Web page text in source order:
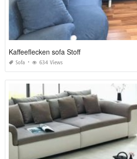
Kaffeeflecken sofa Stoff
Sofa 634 Views